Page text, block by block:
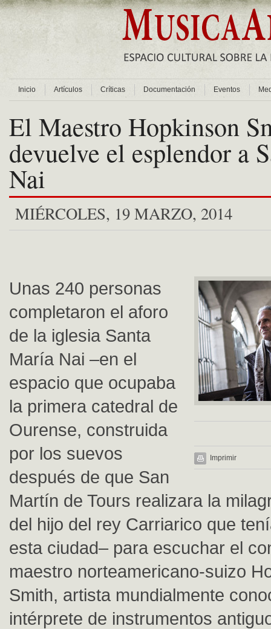
Inicio Artículos Críticas Documentación Eventos
El Maestro Hopkinson
devuelve el esplendor a
Nai
MIÉRCOLES, 19 MARZO, 2014
Imprimir
Unas 240 personas
completaron el aforo
de la iglesia Santa
María Nai –en el
espacio que ocupaba
la primera catedral de
Ourense, construida
por los suevos
después de que San
Martín de Tours realizara la
del hijo del rey Carriarico que
esta ciudad– para escuchar el
maestro norteamericano-suizo
Smith, artista mundialmente
intérprete de instrumentos